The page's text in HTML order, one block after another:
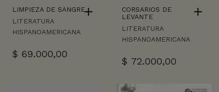
LIMPIEZA DE SANGRE
LITERATURA
HISPANOAMERICANA
$ 69.000,00
CORSARIOS DE
LEVANTE
LITERATURA
HISPANOAMERICANA
$ 72.000,00